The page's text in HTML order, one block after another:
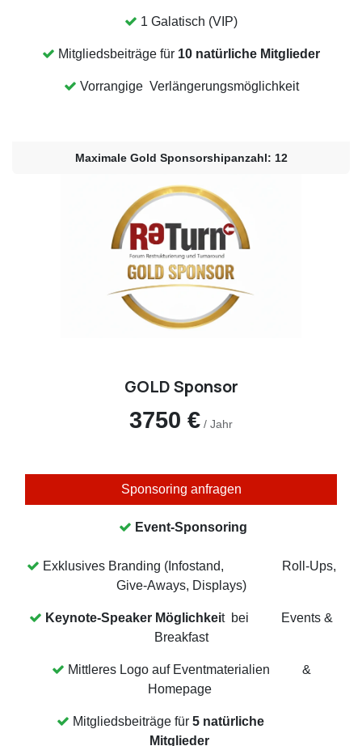
1 Galatisch (VIP)
Mitgliedsbeiträge für 10 natürliche Mitglieder
Vorrangige Verlängerungsmöglichkeit
Maximale Gold Sponsorshipanzahl: 12​
GOLD Sponsor
3750 € / Jahr
Sponsoring anfragen
Event-Sponsoring
Exklusives Branding (Infostand, Roll-Ups,
Give-Aways, Displays)
Keynote-Speaker Möglichkeit bei Events &
Breakfast
Mittleres Logo auf Eventmaterialien &
Homepage
Mitgliedsbeiträge für5 natürliche
Mitglieder